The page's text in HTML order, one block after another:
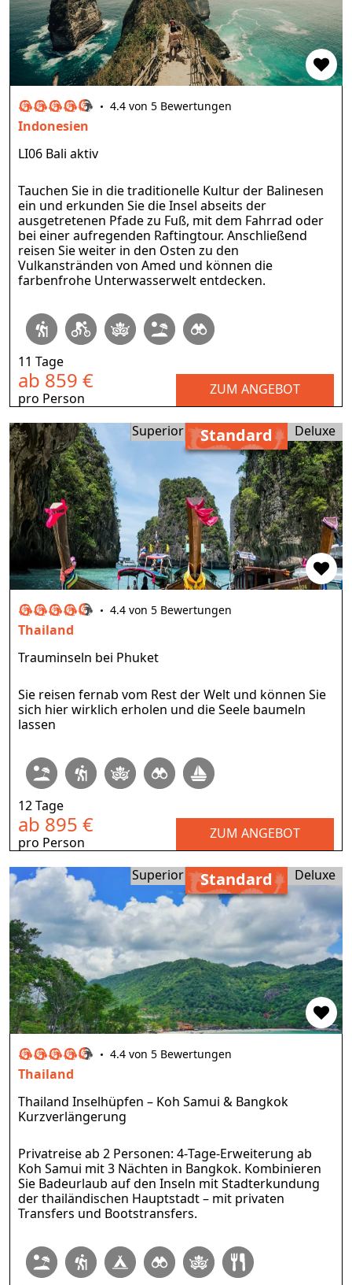
4.4 von 5 Bewertungen
Indonesien
LI06 Bali aktiv
Tauchen Sie in die traditionelle Kultur der Balinesen
ein und erkunden Sie die Insel abseits der
ausgetretenen Pfade zu Fuß, mit dem Fahrrad oder
bei einer aufregenden Raftingtour. Anschließend
reisen Sie weiter in den Osten zu den
Vulkanstränden von Amed und können die
farbenfrohe Unterwasserwelt entdecken.
11 Tage
ab 859 €
pro Person
ZUM ANGEBOT
Standard
Superior Deluxe
4.4 von 5 Bewertungen
Thailand
Trauminseln bei Phuket
Sie reisen fernab vom Rest der Welt und können Sie
sich hier wirklich erholen und die Seele baumeln
lassen
12 Tage
ab 895 €
pro Person
ZUM ANGEBOT
Standard
Superior Deluxe
4.4 von 5 Bewertungen
Thailand
Thailand Inselhüpfen – Koh Samui & Bangkok
Kurzverlängerung
Privatreise ab 2 Personen: 4‑Tage‑Erweiterung ab
Koh Samui mit 3 Nächten in Bangkok. Kombinieren
Sie Badeurlaub auf den Inseln mit Stadterkundung
der thailändischen Hauptstadt – mit privaten
Transfers und Bootstransfers.